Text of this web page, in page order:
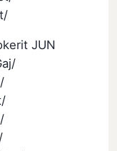
JUN